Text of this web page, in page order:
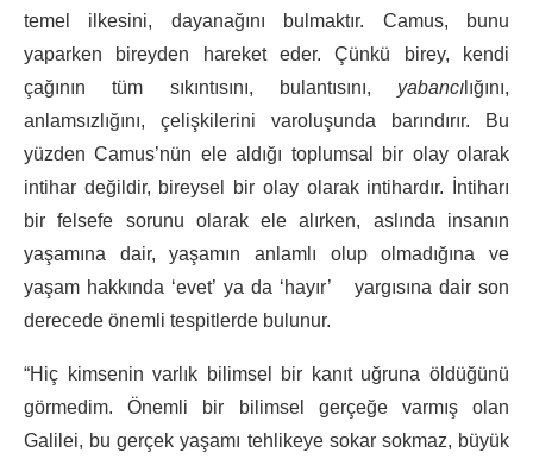
temel ilkesini, dayanağını bulmaktır. Camus, bunu
yaparken bireyden hareket eder. Çünkü birey, kendi
çağının tüm sıkıntısını, bulantısını, yabancı lığını,
anlamsızlığını, çelişkilerini varoluşunda barındırır. Bu
yüzden Camus’nün ele aldığı toplumsal bir olay olarak
intihar değildir, bireysel bir olay olarak intihardır. İntiharı
bir felsefe sorunu olarak ele alırken, aslında insanın
yaşamına dair, yaşamın anlamlı olup olmadığına ve
yaşam hakkında ‘evet’ ya da ‘hayır’ yargısına dair son
derecede önemli tespitlerde bulunur.
“Hiç kimsenin varlık bilimsel bir kanıt uğruna öldüğünü
görmedim. Önemli bir bilimsel gerçeğe varmış olan
Galilei, bu gerçek yaşamı tehlikeye sokar sokmaz, büyük